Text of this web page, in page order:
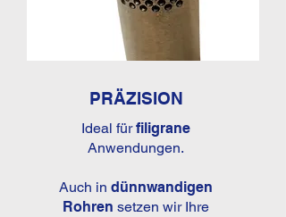
PRÄZISION
Ideal fürfiligrane
Anwendungen.
Auch in dünnwandigen
Rohren setzen wir Ihre